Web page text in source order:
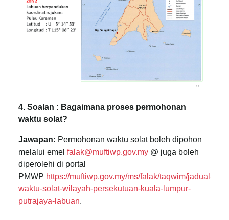
4. Soalan : Bagaimana proses permohonan
waktu solat?
Jawapan: Permohonan waktu solat boleh dipohon
melalui emel falak@muftiwp.gov.my @ juga boleh
diperolehi di portal
PMWP https://muftiwp.gov.my/ms/falak/taqwim/jadual-
waktu-solat-wilayah-persekutuan-kuala-lumpur-
putrajaya-labuan.